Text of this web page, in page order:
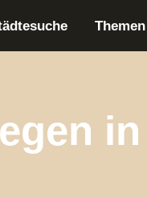
Themen